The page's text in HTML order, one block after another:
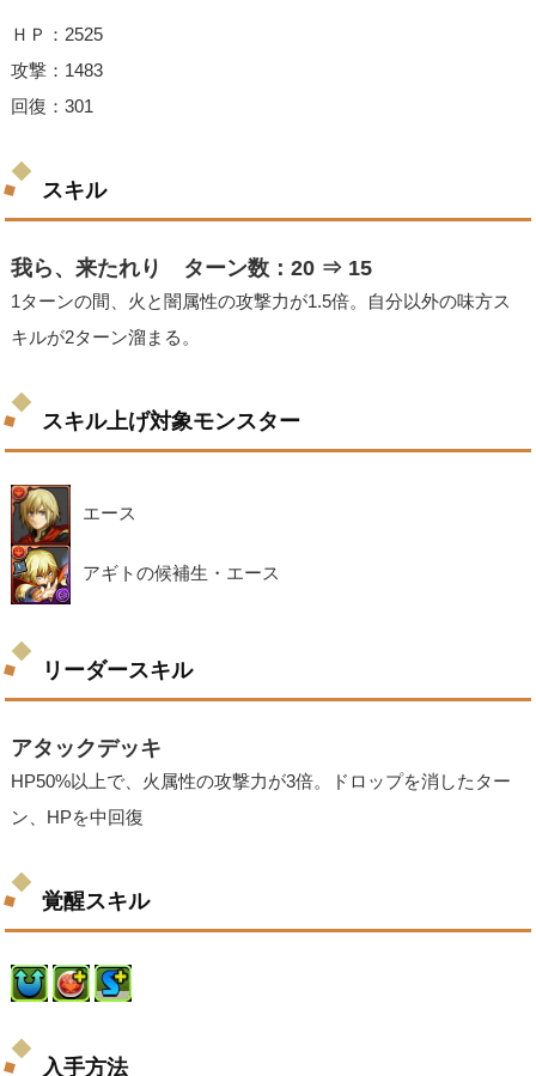
ＨＰ：2525
攻撃：1483
回復：301
スキル
我ら、来たれり ターン数：20 ⇒ 15
1ターンの間、火と闇属性の攻撃力が1.5倍。自分以外の味方ス
キルが2ターン溜まる。
スキル上げ対象モンスター
エース
アギトの候補生・エース
リーダースキル
アタックデッキ
HP50%以上で、火属性の攻撃力が3倍。ドロップを消したター
ン、HPを中回復
覚醒スキル
入手方法